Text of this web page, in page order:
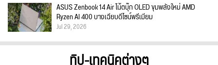
ASUS Zenbook 14 Air โน้ตบุ๊ก OLED ขุมพลังใหม่ AMD
Ryzen AI 400 บางเฉียบดีไซน์พรีเมียม
Jul 29, 2026